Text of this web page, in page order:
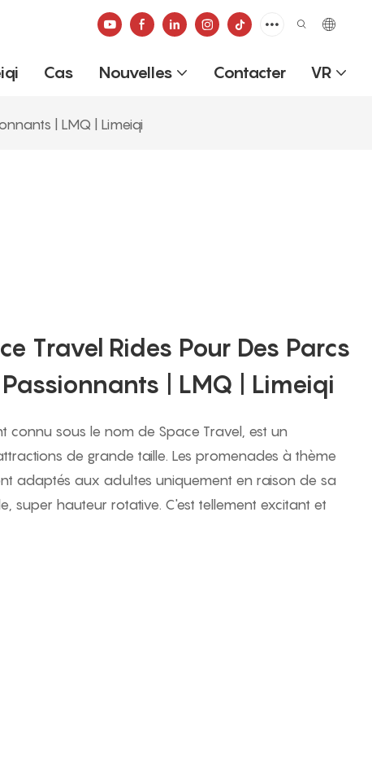
Cas Nouvelles Contacter VR
| LMQ | Limeiqi
Travel Rides Pour Des Parcs
| LMQ | Limeiqi
connu sous le nom de Space Travel, est un
de grande taille. Les promenades à thème
adaptés aux adultes uniquement en raison de sa
super hauteur rotative. C'est tellement excitant et